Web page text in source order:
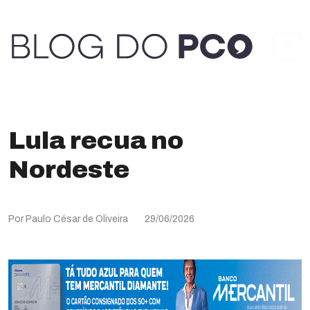
Lula recua no
Nordeste
Por Paulo César de Oliveira 29/06/2026